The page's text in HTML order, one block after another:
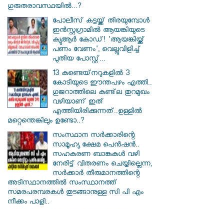
ഗുരുതരാവസ്ഥയിൽ...?
പോലീസ് കട്ടയ്ക്ക് തിരയുമ്പോൾ
ഇൻസ്റ്റഗ്രാമിൽ ആയങ്കിയുടെ
ക്യുആർ കോഡ്! 'ആയങ്കിയ്ക്ക്
പണം വേണം', വെല്ലുവിളിച്ച്
പുതിയ പോസ്റ്റ്...
13 കണ്ടെയ്‌നറുകളിൽ 3
കോടിയുടെ ഈന്തപഴം എത്തി..
ഗുജറാത്തിലെ കണ്ട്‌ല തുറമുഖം
വഴിയാണ് ഇത്
എത്തിയിരിക്കുന്നത്..ഉള്ളിൽ
മറ്റെന്തെങ്കിലും ഉണ്ടോ..?
സംസ്ഥാന സർ‌ക്കാരിന്റെ
സാമൂഹ്യ ക്ഷേമ പെൻഷൻ..
സഹകരണ ബാങ്കുകൾ വഴി
നേരിട്ട് വിതരണം ചെയ്യില്ലെന്ന,
സർക്കാർ തീരുമാനത്തിന്റെ
അടിസ്ഥാനത്തിൽ സംസ്ഥാനത്ത്
സമരപരമ്പരകൾ തുടങ്ങാനുള്ള സി പി എം
നീക്കം പാളി..